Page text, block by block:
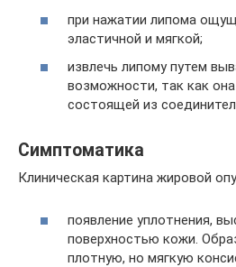
при нажатии липома
эластичной и мягкой;
извлечь липому путем
возможности, так как
состоящей из
Симптоматика
Клиническая картина жировой
появление уплотнения,
поверхностью кожи.
плотную, но мягкую